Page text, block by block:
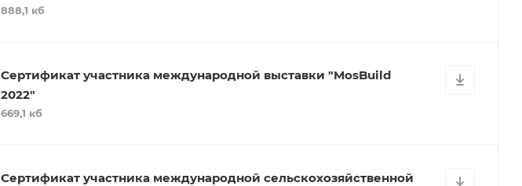
888,1 кб
Сертификат участника международной выставки "MosBuild
2022"
669,1 кб
Сертификат участника международной сельскохозяйственной